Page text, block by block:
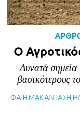
Ο
Δυνατά σημεία
βασικότερους
ΦΑΙΗ ΜΑΚΑΝΤΑΣΗ